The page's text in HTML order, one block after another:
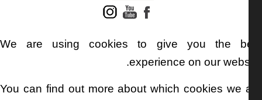
We are using cookies to give you the
experience on our
You can find out more about which cookies we